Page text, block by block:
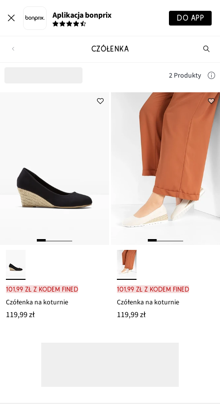
Aplikacja bonprix DO APP
CZÓŁENKA
2 Produkty
101,99 zł z kodem FINED
Czółenka na koturnie
119,99 zł
101,99 zł z kodem FINED
Czółenka na koturnie
119,99 zł